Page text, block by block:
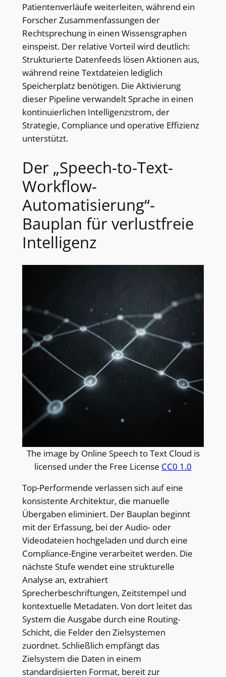
Patientenverläufe weiterleiten, während ein
Forscher Zusammenfassungen der
Rechtsprechung in einen Wissensgraphen
einspeist. Der relative Vorteil wird deutlich:
Strukturierte Datenfeeds lösen Aktionen aus,
während reine Textdateien lediglich
Speicherplatz benötigen. Die Aktivierung
dieser Pipeline verwandelt Sprache in einen
kontinuierlichen Intelligenzstrom, der
Strategie, Compliance und operative Effizienz
unterstützt.
Der „Speech-to-Text-
Workflow-
Automatisierung“-
Bauplan für verlustfreie
Intelligenz
The image by Online Speech to Text Cloud is
licensed under the Free License CC0 1.0
Top-Performende verlassen sich auf eine
konsistente Architektur, die manuelle
Übergaben eliminiert. Der Bauplan beginnt
mit der Erfassung, bei der Audio- oder
Videodateien hochgeladen und durch eine
Compliance-Engine verarbeitet werden. Die
nächste Stufe wendet eine strukturelle
Analyse an, extrahiert
Sprecherbeschriftungen, Zeitstempel und
kontextuelle Metadaten. Von dort leitet das
System die Ausgabe durch eine Routing-
Schicht, die Felder den Zielsystemen
zuordnet. Schließlich empfängt das
Zielsystem die Daten in einem
standardisierten Format, bereit zur